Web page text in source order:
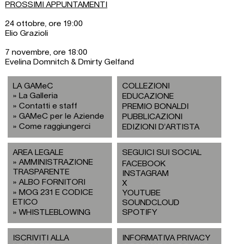
PROSSIMI APPUNTAMENTI
24 ottobre, ore 19:00
Elio Grazioli
7 novembre, ore 18:00
Evelina Domnitch & Dmirty Gelfand
LA GAMeC
La Galleria
Contatti e staff
GAMeC per le Aziende
Come raggiungerci
COLLEZIONI
EDUCAZIONE
PREMIO BONALDI
PUBBLICAZIONI
EDIZIONI D’ARTISTA
AREA LEGALE
AMMINISTRAZIONE
TRASPARENTE
ALBO FORNITORI
MOG 231 E CODICE
ETICO
WHISTLEBLOWING
SEGUICI SUI SOCIAL
FACEBOOK
INSTAGRAM
X
YOUTUBE
SOUNDCLOUD
SPOTIFY
ISCRIVITI ALLA
INFORMATIVA PRIVACY